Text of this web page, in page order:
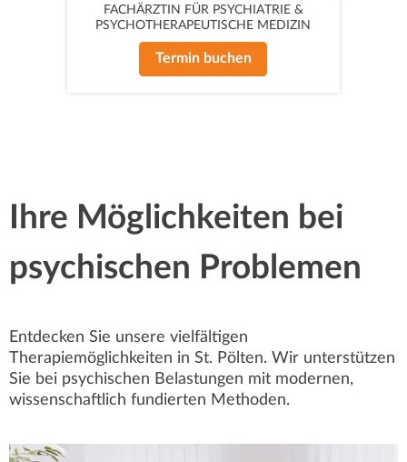
FACHÄRZTIN FÜR PSYCHIATRIE &
PSYCHOTHERAPEUTISCHE MEDIZIN
Termin buchen
Ihre Möglichkeiten bei
psychischen Problemen
Entdecken Sie unsere vielfältigen
Therapiemöglichkeiten in St. Pölten. Wir unterstützen
Sie bei psychischen Belastungen mit modernen,
wissenschaftlich fundierten Methoden.